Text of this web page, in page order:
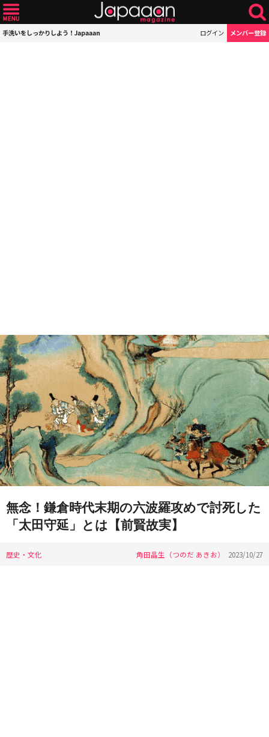
手洗いをしっかりしよう！Japaaan ログイン メンバー登録
無念！鎌倉時代末期の六波羅攻めで討死した
「太田守延」とは【前賢故実】
歴史・文化 角田晶生（つのだ あきお） 2023/10/27